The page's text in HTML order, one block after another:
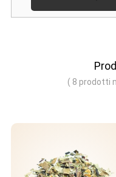
( 8 prodotti